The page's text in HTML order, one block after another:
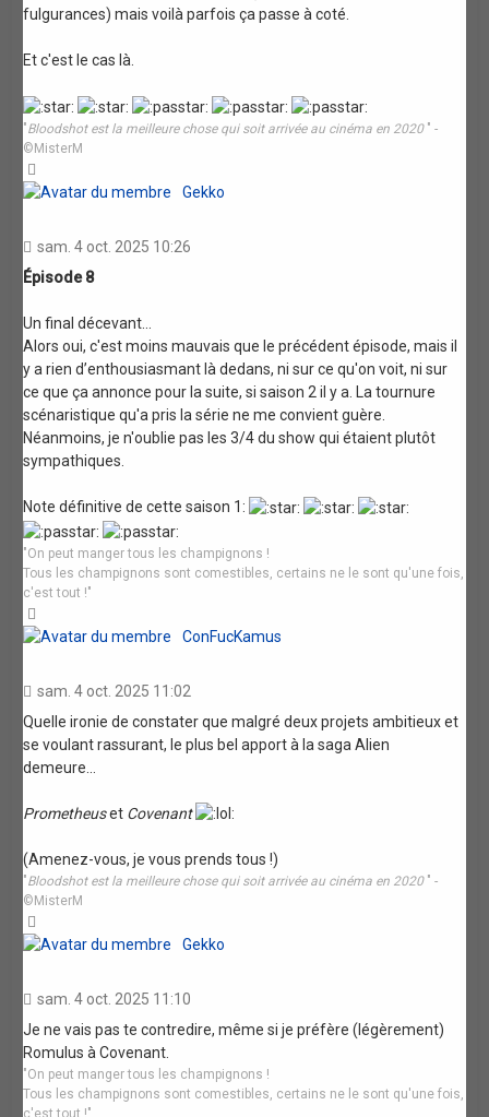
fulgurances) mais voilà parfois ça passe à coté.
Et c'est le cas là.
"Bloodshot est la meilleure chose qui soit arrivée au cinéma en 2020 " -
©MisterM
Gekko
sam. 4 oct. 2025 10:26
Épisode 8
Un final décevant...
Alors oui, c'est moins mauvais que le précédent épisode, mais il
y a rien d’enthousiasmant là dedans, ni sur ce qu'on voit, ni sur
ce que ça annonce pour la suite, si saison 2 il y a. La tournure
scénaristique qu'a pris la série ne me convient guère.
Néanmoins, je n'oublie pas les 3/4 du show qui étaient plutôt
sympathiques.
Note définitive de cette saison 1:
"On peut manger tous les champignons !
Tous les champignons sont comestibles, certains ne le sont qu'une fois,
c'est tout !"
ConFucKamus
sam. 4 oct. 2025 11:02
Quelle ironie de constater que malgré deux projets ambitieux et
se voulant rassurant, le plus bel apport à la saga Alien
demeure...
Prometheuset Covenant
(Amenez-vous, je vous prends tous !)
"Bloodshot est la meilleure chose qui soit arrivée au cinéma en 2020 " -
©MisterM
Gekko
sam. 4 oct. 2025 11:10
Je ne vais pas te contredire, même si je préfère (légèrement)
Romulus à Covenant.
"On peut manger tous les champignons !
Tous les champignons sont comestibles, certains ne le sont qu'une fois,